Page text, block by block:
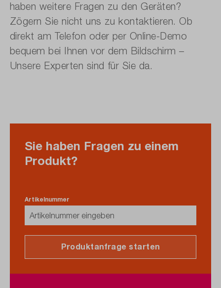
haben weitere Fragen zu den Geräten?
Zögern Sie nicht uns zu kontaktieren. Ob
direkt am Telefon oder per Online-Demo
bequem bei Ihnen vor dem Bildschirm –
Unsere Experten sind für Sie da.
Sie haben Fragen zu einem
Produkt?
Artikelnummer
Produktanfrage starten